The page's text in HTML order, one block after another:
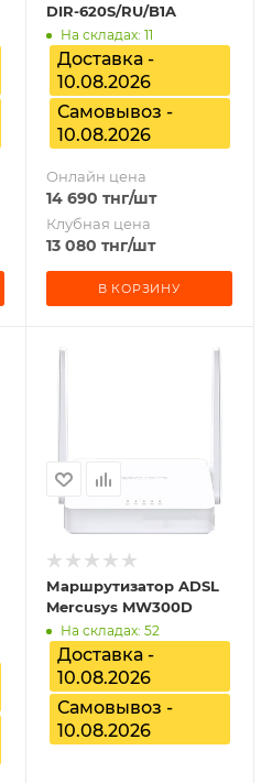
DIR-620S/RU/B1A
На складах: 11
Доставка -
10.08.2026
Самовывоз -
10.08.2026
Онлайн цена
14 690 тнг/шт
Клубная цена
13 080 тнг/шт
В КОРЗИНУ
Маршрутизатор ADSL
Mercusys MW300D
На складах: 52
Доставка -
10.08.2026
Самовывоз -
10.08.2026